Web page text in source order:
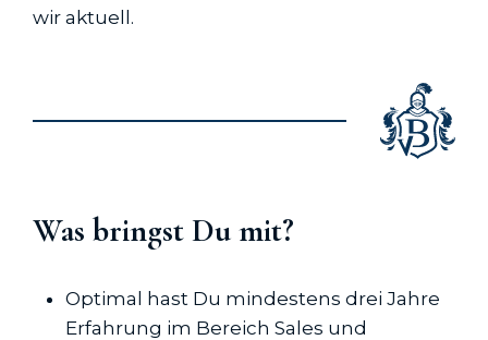
wir aktuell.
Was bringst Du mit?
Optimal hast Du mindestens drei Jahre
Erfahrung im Bereich Sales und